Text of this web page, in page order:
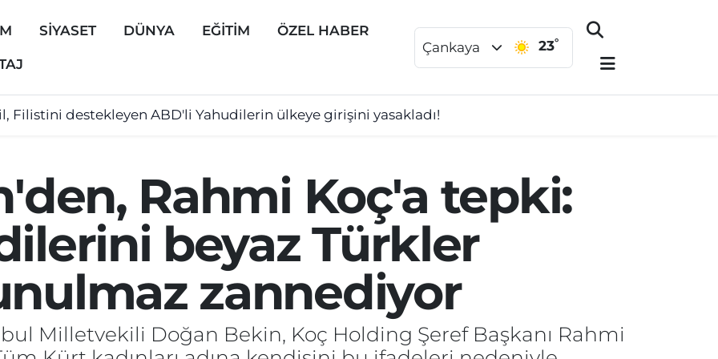
SİYASET DÜNYA EĞİTİM ÖZEL HABER
Çankaya 23°
Filistini destekleyen ABD'li Yahudilerin ülkeye girişini yasakladı!
Rahmi Koç'a tepki:
beyaz Türkler
zannediyor
Milletvekili Doğan Bekin, Koç Holding Şeref Başkanı Rahmi